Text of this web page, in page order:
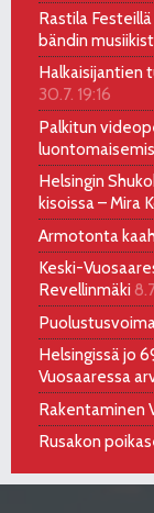
Rastila
bändin
Halkaisijantien
30.7. 19:16
Palkitun
Helsingin
kisoissa – Mira
Armotonta
Keski-
Revellinmäki
Helsingissä jo
Vuosaaressa
Rakentaminen
Rusakon